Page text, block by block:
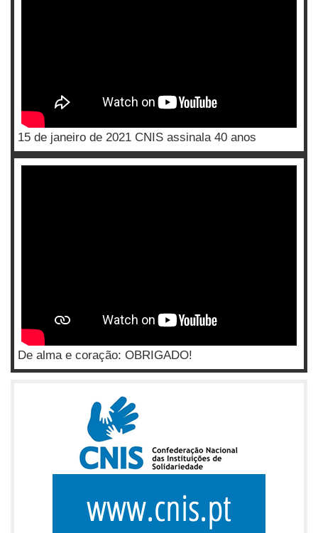
15 de janeiro de 2021 CNIS assinala 40 anos
De alma e coração: OBRIGADO!